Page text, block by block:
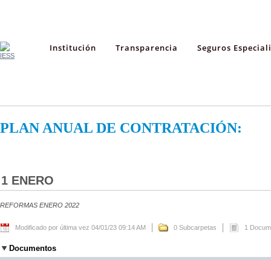
Institución Transparencia Seguros
PLAN ANUAL DE CONTRATACIÓN:
1 ENERO
REFORMAS ENERO 2022
Modificado por última vez 04/01/23 09:14 AM 0 Subcarpetas 1
Documentos